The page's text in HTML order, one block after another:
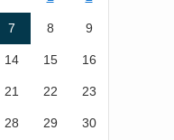
7 8 9
14 15 16
21 22 23
28 29 30